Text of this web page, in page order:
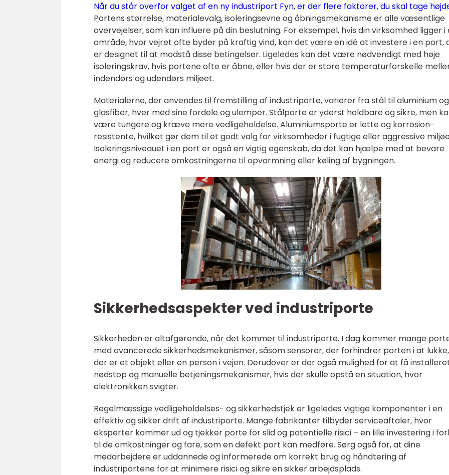
Når du står overfor valget af en ny industriport Fyn, er der flere faktorer, du skal tage
Portens størrelse, materialevalg, isoleringsevne og åbningsmekanisme er alle væsentlige
overvejelser, som kan influere på din beslutning. For eksempel, hvis din virksomhed ligger i
område, hvor vejret ofte byder på kraftig vind, kan det være en idé at investere i en port,
er designet til at modstå disse betingelser. Ligeledes kan det være nødvendigt med høje
isoleringskrav, hvis portene ofte er åbne, eller hvis der er store temperaturforskelle
indendørs og udendørs miljøet.
Materialerne, der anvendes til fremstilling af industriporte, varierer fra stål til aluminium og
glasfiber, hver med sine fordele og ulemper. Stålporte er yderst holdbare og sikre, men
være tungere og kræve mere vedligeholdelse. Aluminiumsporte er lette og korrosion-
resistente, hvilket gør dem til et godt valg for virksomheder i fugtige eller aggressive
Isoleringsniveauet i en port er også en vigtig egenskab, da det kan hjælpe med at bevare
energi og reducere omkostningerne til opvarmning eller køling af bygningen.
Sikkerhedsaspekter ved industriporte
Sikkerheden er altafgørende, når det kommer til industriporte. I dag kommer mange
med avancerede sikkerhedsmekanismer, såsom sensorer, der forhindrer porten i at
der er et objekt eller en person i vejen. Derudover er der også mulighed for at få
nødstop og manuelle betjeningsmekanismer, hvis der skulle opstå en situation, hvor
elektronikken svigter.
Regelmæssige vedligeholdelses- og sikkerhedstjek er ligeledes vigtige komponenter i en
effektiv og sikker drift af industriporte. Mange fabrikanter tilbyder serviceaftaler, hvor
eksperter kommer ud og tjekker porte for slid og potentielle risici – en lille investering i
til de omkostninger og fare, som en defekt port kan medføre. Sørg også for, at dine
medarbejdere er uddannede og informerede om korrekt brug og håndtering af
industriportene for at minimere risici og sikre en sikker arbejdsplads.